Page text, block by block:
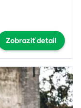
Zobraziť detail